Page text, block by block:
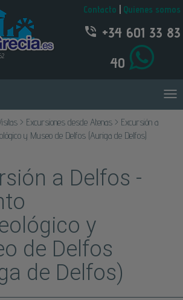
Contacto Quienes somos
+34 601 33 83
40
> Excursiones desde Atenas > Excursión a
y Museo de Delfos (Auriga de Delfos)
a Delfos -
y
de Delfos
de Delfos)